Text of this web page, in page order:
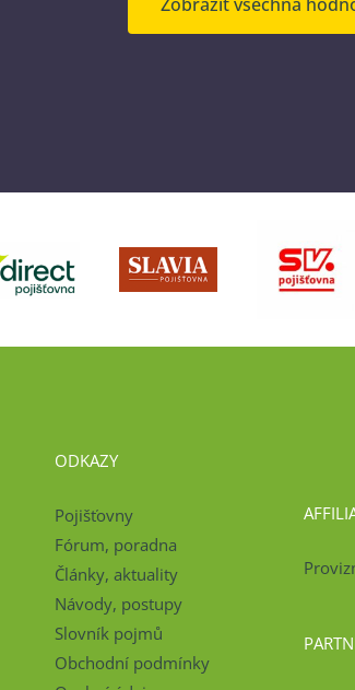
ODKAZY
Pojišťovny
Fórum, poradna
Články, aktuality
Návody, postupy
Slovník pojmů
Obchodní podmínky